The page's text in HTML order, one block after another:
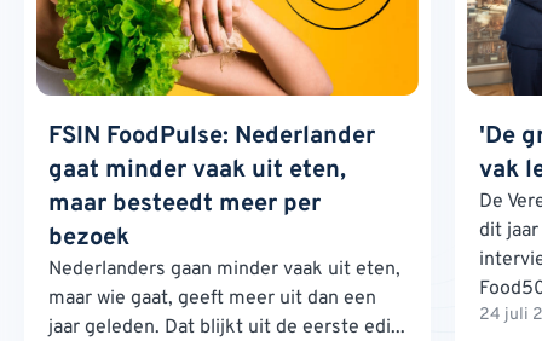
FSIN FoodPulse: Nederlander
gaat minder vaak uit eten,
maar besteedt meer per
bezoek
Nederlanders gaan minder vaak uit eten,
maar wie gaat, geeft meer uit dan een
jaar geleden. Dat blijkt uit de eerste edi...
'De
vak
De
dit
24 juli